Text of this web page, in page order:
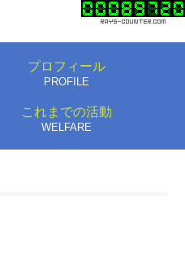
プロフィール
PROFILE
これまでの活動
WELFARE